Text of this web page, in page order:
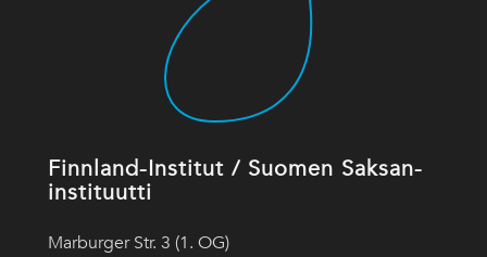
Finnland-Institut / Suomen Saksan-
instituutti
Marburger Str. 3 (1. OG)